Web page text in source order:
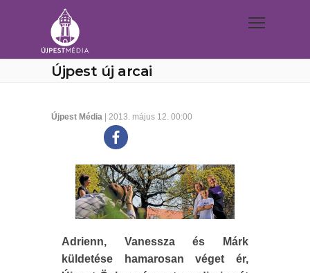
Újpest új arcai
Újpest Média | 2013. május 12. 00:00
Adrienn, Vanessza és Márk
küldetése hamarosan véget ér,